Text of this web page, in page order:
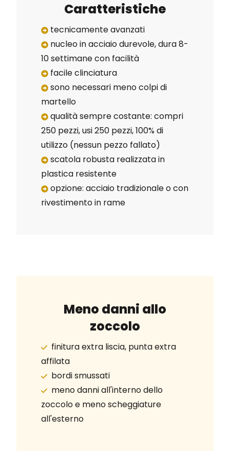
Caratteristiche
tecnicamente avanzati
nucleo in acciaio durevole, dura 8-
10 settimane con facilità
facile clinciatura
sono necessari meno colpi di
martello
qualità sempre costante: compri
250 pezzi, usi 250 pezzi, 100% di
utilizzo (nessun pezzo fallato)
scatola robusta realizzata in
plastica resistente
opzione: acciaio tradizionale o con
rivestimento in rame
Meno danni allo
zoccolo
finitura extra liscia, punta extra
affilata
bordi smussati
meno danni all'interno dello
zoccolo e meno scheggiature
all'esterno